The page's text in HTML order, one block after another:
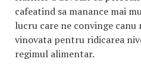
cafeatind sa manance mai
lucru care ne convinge canu
vinovata pentru ridicarea
regimul alimentar.